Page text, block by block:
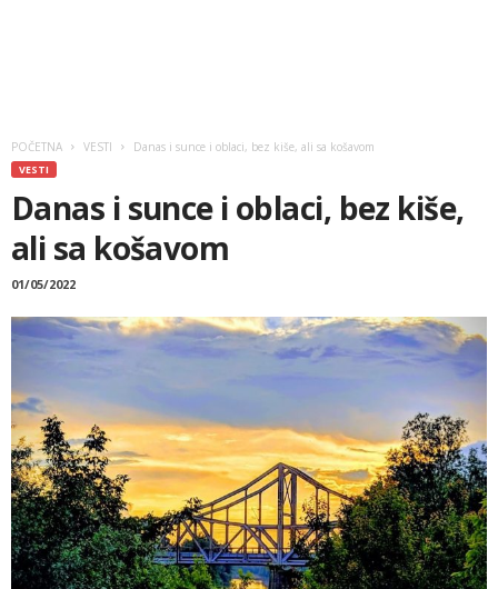
POČETNA VESTI Danas i sunce i oblaci, bez kiše, ali sa košavom
VESTI
Danas i sunce i oblaci, bez kiše,
ali sa košavom
01/05/2022